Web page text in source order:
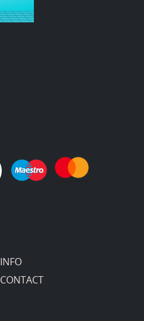
INFO
CONTACT